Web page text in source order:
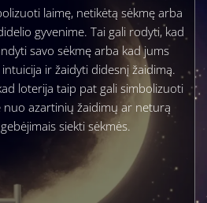
laimę, netikėtą sėkmę arba
gyvenime. Tai gali rodyti, kad
savo sėkmę arba kad jums
ir žaidyti didesnį žaidimą.
loterija taip pat gali simbolizuoti
nuo azartinių žaidimų ar neturą
siekti sėkmės.